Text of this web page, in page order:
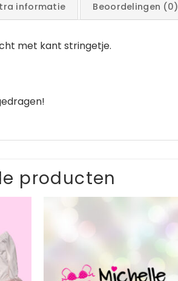
informatie Beoordelingen (0)
met kant stringetje.
producten